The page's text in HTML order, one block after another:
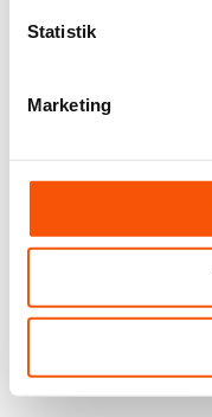
Statistik
Marketing